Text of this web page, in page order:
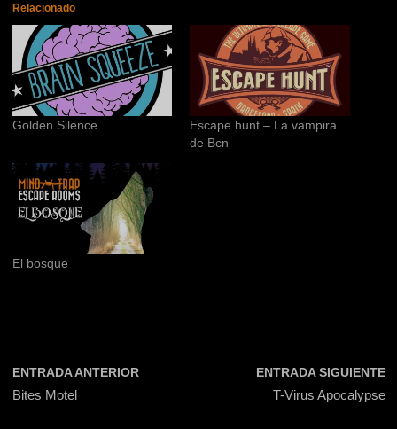
Relacionado
Golden Silence
Escape hunt – La vampira
de Bcn
El bosque
ENTRADA ANTERIOR
Bites Motel
ENTRADA SIGUIENTE
T-Virus Apocalypse